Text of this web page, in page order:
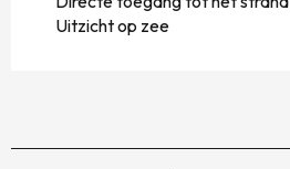
Uitzicht op zee